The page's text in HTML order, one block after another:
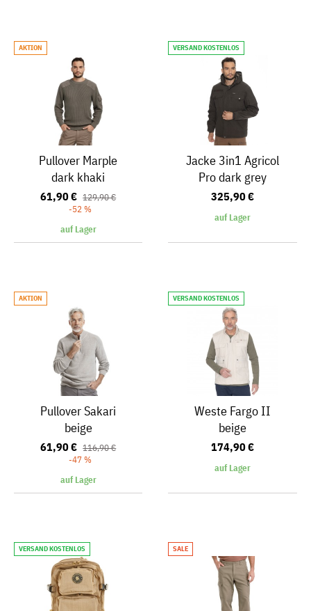
AKTION
Pullover Marple
dark khaki
61,90 € 129,90 €
-52 %
auf Lager
VERSAND KOSTENLOS
Jacke 3in1 Agricol
Pro dark grey
325,90 €
auf Lager
AKTION
Pullover Sakari
beige
61,90 € 116,90 €
-47 %
auf Lager
VERSAND KOSTENLOS
Weste Fargo II
beige
174,90 €
auf Lager
VERSAND KOSTENLOS SALE